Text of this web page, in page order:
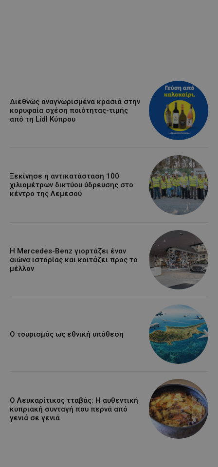
Διεθνώς αναγνωρισμένα κρασιά στην
κορυφαία σχέση ποιότητας-τιμής
από τη Lidl Κύπρου
Ξεκίνησε η αντικατάσταση 100
χιλιομέτρων δικτύου ύδρευσης στο
κέντρο της Λεμεσού
Η Mercedes-Benz γιορτάζει έναν
αιώνα ιστορίας και κοιτάζει προς το
μέλλον
Ο τουρισμός ως εθνική υπόθεση
Ο Λευκαρίτικος τταβάς: Η αυθεντική
κυπριακή συνταγή που περνά από
γενιά σε γενιά